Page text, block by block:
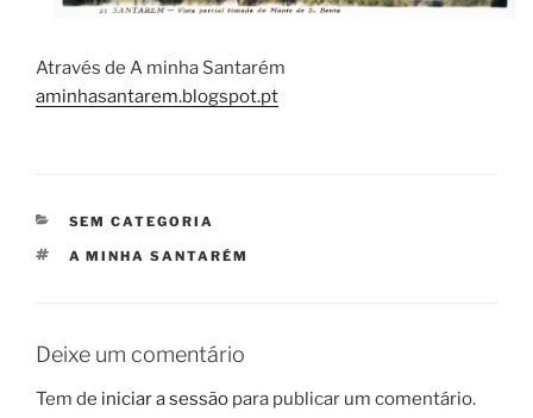
Através de A minha Santarém
aminhasantarem.blogspot.pt
CATEGORIAS
SEM CATEGORIA
ETIQUETAS
A MINHA SANTARÉM
Deixe um comentário
Tem de iniciar a sessão para publicar um comentário.